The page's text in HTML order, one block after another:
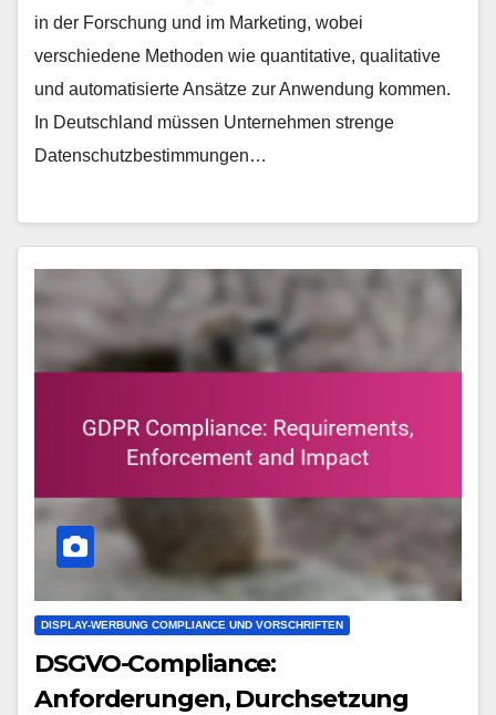
in der Forschung und im Marketing, wobei
verschiedene Methoden wie quantitative, qualitative
und automatisierte Ansätze zur Anwendung kommen.
In Deutschland müssen Unternehmen strenge
Datenschutzbestimmungen…
DISPLAY-WERBUNG COMPLIANCE UND VORSCHRIFTEN
DSGVO-Compliance:
Anforderungen, Durchsetzung